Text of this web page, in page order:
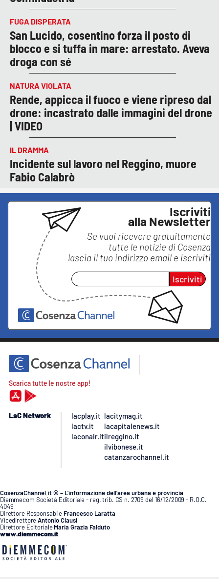
FUGA DISPERATA
San Lucido, cosentino forza il posto di
blocco e si tuffa in mare: arrestato. Aveva
droga con sé
NATURA VIOLATA
Rende, appicca il fuoco e viene ripreso dal
drone: incastrato dalle immagini del drone
| VIDEO
IL DRAMMA
Incidente sul lavoro nel Reggino, muore
Fabio Calabrò
Iscriviti
alla Newsletter
Se vuoi ricevere gratuitamente
tutte le notizie di Cosenza
lascia il tuo indirizzo email e iscriviti
Iscriviti
Scarica tutte le nostre app!
LaC Network
lacplay.it
lactv.it
laconair.it
lacitymag.it
lacapitalenews.it
ilreggino.it
ilvibonese.it
catanzarochannel.it
CosenzaChannel.it © – L’informazione dell’area urbana e provincia
Diemmecom Società Editoriale - reg. trib. CS n. 2709 del 16/12/2009 - R.O.C.
4049
Direttore Responsabile Francesco Laratta
VicedirettoreAntonio Clausi
Direttore Editoriale Maria Grazia Falduto
www.diemmecom.it